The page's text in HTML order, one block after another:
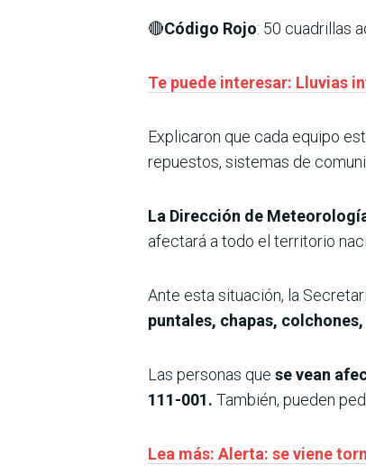
🔴Código Rojo: 50 cuadrillas
Te puede interesar: Lluvias
Explicaron que cada equipo
repuestos, sistemas de
La Dirección de
afectará a todo el territorio
Ante esta situación, la
puntales, chapas,
Las personas que se vean
111-001. También, pueden
Lea más: Alerta: se viene